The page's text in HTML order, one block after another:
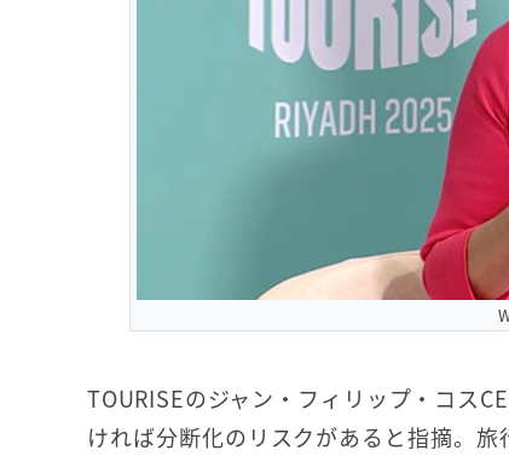
TOURISEのジャン・フィリップ・コス
ければ分断化のリスクがあると指摘。